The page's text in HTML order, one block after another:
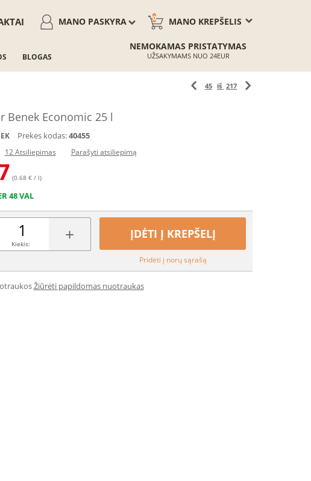
MANO KREPŠELIS
0
MANO PASKYRA
BLOGAS
NEMOKAMAS PRISTATYMAS
UŽSAKYMAMS NUO 24EUR
45 iš 217
Benek Economic 25 l
Prekės kodas:40455
12 Atsiliepimas Parašyti atsiliepimą
(0.68 € / l)
48 VAL
+
Kiekis:
ĮDĖTI Į KREPŠELĮ
Pridėti į norų sąrašą
Žiūrėti papildomas nuotraukas